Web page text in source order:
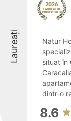
Laureați
Natur
situat în
dintr-o
8.6